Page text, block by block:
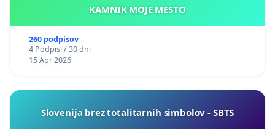
KAMNIK MOJE MESTO
260 podpisov
4 Podpisi / 30 dni
15 Apr 2026
Slovenija brez totalitarnih simbolov - SBTS